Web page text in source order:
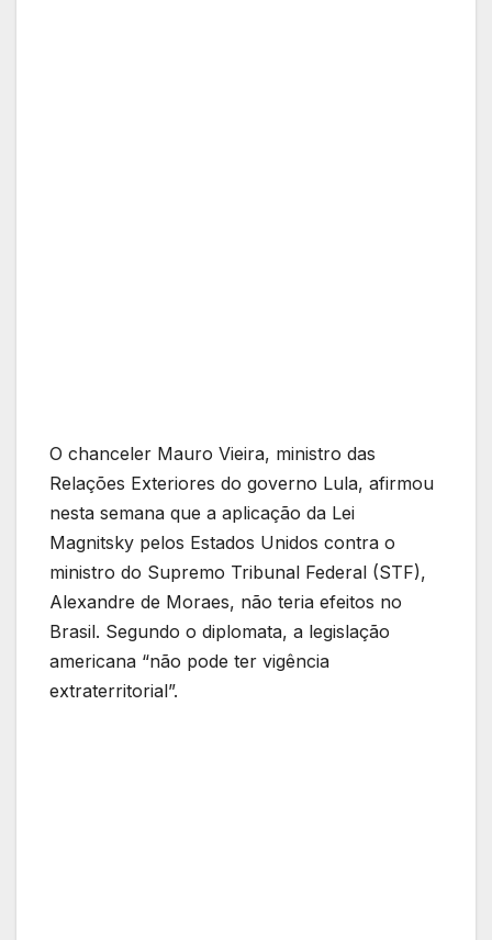
O chanceler Mauro Vieira, ministro das
Relações Exteriores do governo Lula, afirmou
nesta semana que a aplicação da Lei
Magnitsky pelos Estados Unidos contra o
ministro do Supremo Tribunal Federal (STF),
Alexandre de Moraes, não teria efeitos no
Brasil. Segundo o diplomata, a legislação
americana “não pode ter vigência
extraterritorial”.